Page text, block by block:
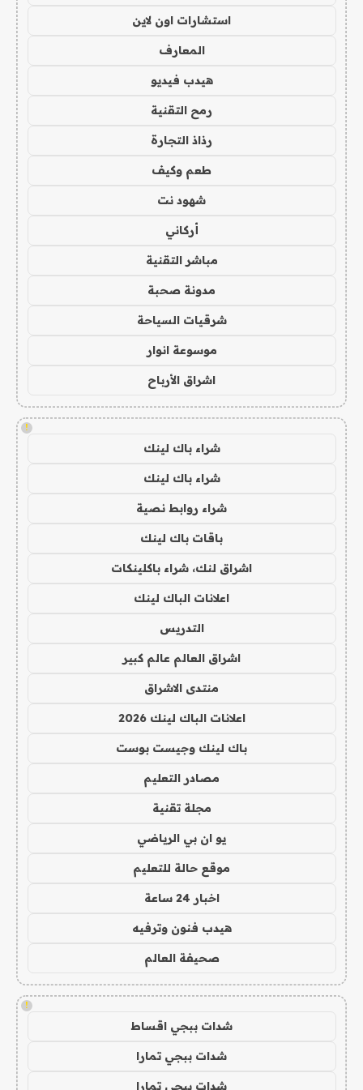
استشارات اون لاين
المعارف
هيدب فيديو
رمح التقنية
رذاذ التجارة
طعم وكيف
شهود نت
أركاني
مباشر التقنية
مدونة صحبة
شرقيات السياحة
موسوعة انوار
اشراق الأرباح
!
شراء باك لينك
شراء باك لينك
شراء روابط نصية
باقات باك لينك
اشراق لنك، شراء باكلينكات
اعلانات الباك لينك
التدريس
اشراق العالم عالم كبير
منتدى الاشراق
اعلانات الباك لينك 2026
باك لينك وجيست بوست
مصادر التعليم
مجلة تقنية
يو ان بي الرياضي
موقع حالة للتعليم
اخبار 24 ساعة
هيدب فنون وترفيه
صحيفة العالم
!
شدات ببجي اقساط
شدات ببجي تمارا
شدات ببجي تمارا